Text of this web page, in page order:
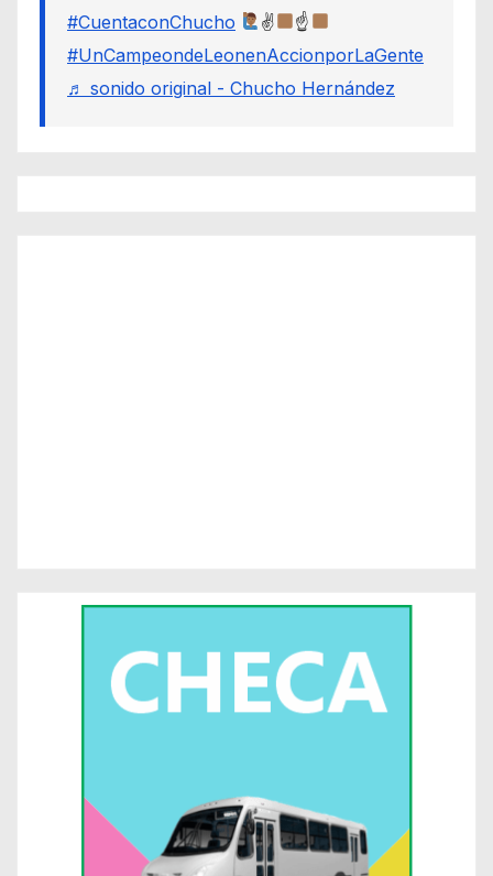
#CuentaconChucho ✌
☝
#UnCampeondeLeonenAccionporLaGente
♬ sonido original - Chucho Hernández